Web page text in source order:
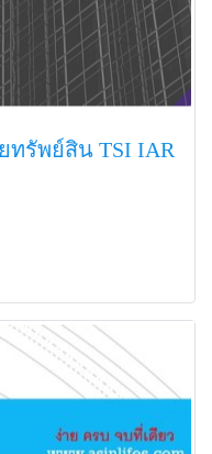
ทรัพย์สิน TSI IAR